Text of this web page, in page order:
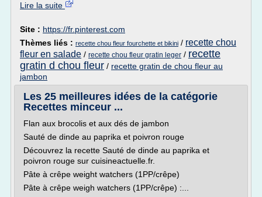
Lire la suite
Site : https://fr.pinterest.com
Thèmes liés : recette chou fleur fourchette et bikini / recette chou
fleur en salade / recette chou fleur gratin leger / recette
gratin d chou fleur / recette gratin de chou fleur au
jambon
Les 25 meilleures idées de la catégorie
Recettes minceur ...
Flan aux brocolis et aux dés de jambon
Sauté de dinde au paprika et poivron rouge
Découvrez la recette Sauté de dinde au paprika et
poivron rouge sur cuisineactuelle.fr.
Pâte à crêpe weight watchers (1PP/crêpe)
Pâte à crêpe weigh watchers (1PP/crêpe) :...